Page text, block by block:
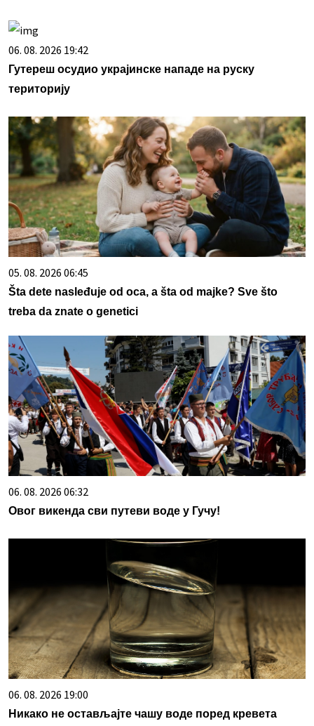
06. 08. 2026 19:42
Гутереш осудио украјинске нападе на руску
територију
05. 08. 2026 06:45
Šta dete nasleđuje od oca, a šta od majke? Sve što
treba da znate o genetici
06. 08. 2026 06:32
Овог викенда сви путеви воде у Гучу!
06. 08. 2026 19:00
Никако не остављајте чашу воде поред кревета